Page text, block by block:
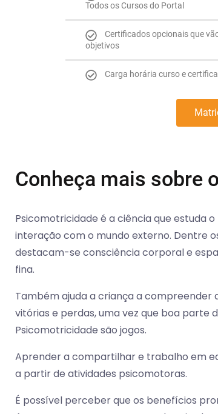
Todos os Cursos do Portal
Certificados opcionais que
objetivos
Carga horária curso e
Conheça mais sobre
Psicomotricidade é a ciência que estuda
interação com o mundo externo. Dentre
destacam-se consciência corporal e
fina.
Também ajuda a criança a compreender
vitórias e perdas, uma vez que boa parte
Psicomotricidade são jogos.
Aprender a compartilhar e trabalho em
a partir de atividades psicomotoras.
É possível perceber que os benefícios